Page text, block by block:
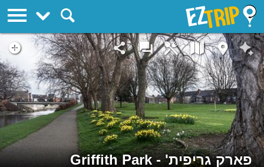
פארק גריפית' - Griffith Park
EZTrip